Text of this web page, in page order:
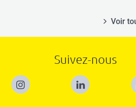
Voir
Suivez-nous